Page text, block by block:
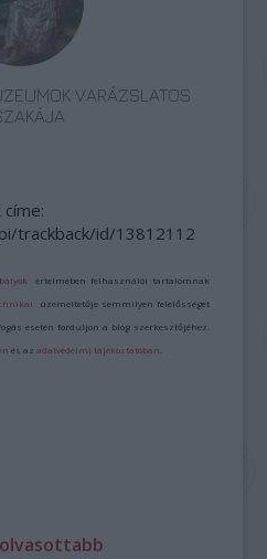
VARÁZSLATOS
trackback/id/13812112
értelmében felhasználói tartalomnak
üzemeltetője semmilyen felelősséget
esetén forduljon a blog szerkesztőjéhez.
és azadatvédelmi tájékoztatóban